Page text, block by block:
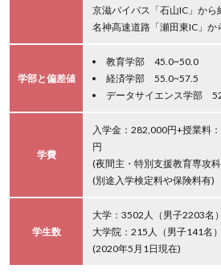
京滋バイパス「石山IC」から
名神高速道路「瀬田東IC」か
学部と偏差値
教育学部 45.0~50.0
経済学部 55.0~57.5
データサイエンス学部
学費
入学金：282,000円+授業料
円
(夜間主・特別支援教育専攻
(別途入学検定料や保険料有)
学生数
大学：3502人（男子2203名
大学院：215人（男子141名
(2020年5月1日現在)